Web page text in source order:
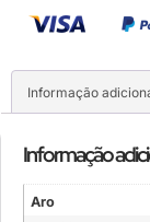
Informação
Informação
Aro